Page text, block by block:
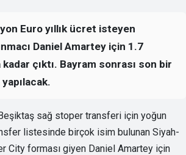
Euro yıllık ücret isteyen
Daniel Amartey için 1.7
kadar çıktı. Bayram sonrası son bir
sağ stoper transferi için yoğun
listesinde birçok isim bulunan Siyah-
City forması giyen Daniel Amartey için